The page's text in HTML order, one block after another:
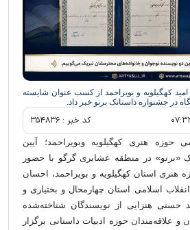
کهگیلویه و بویراحمد از کسب عنوان شایسته
در جشنواره داستانک برنو خبر داد.
کد خبر :
هنری کهگیلویه وبویراحمد؛ آیین
«برنو» در منطقه عشایری گرگو با حضور
استان کهگیلویه و بویراحمد، احسان
اسلامی استان چهارمحال و بختیاری و
حسنی هنزایی از نویسندگان شناخته‌شده
علاقه‌مندان حوزه ادبیات داستانی برگزار